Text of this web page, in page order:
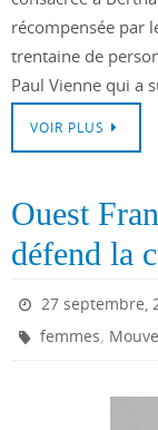
récompensée par
trentaine de
Paul Vienne qui a
VOIR PLUS
Ouest
défend la
27 septembre,
femmes,